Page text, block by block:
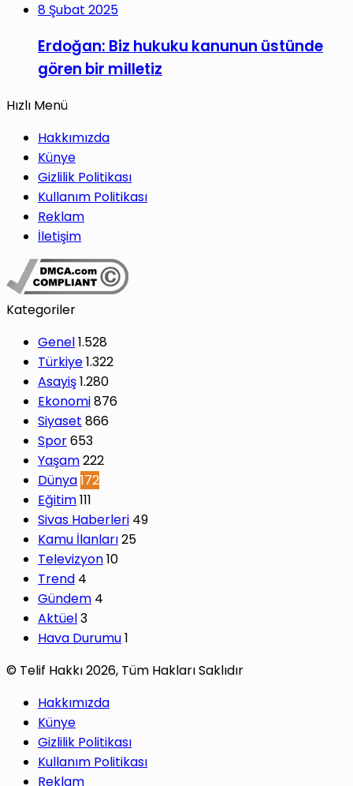
8 Şubat 2025
Erdoğan: Biz hukuku kanunun üstünde
gören bir milletiz
Hızlı Menü
Hakkımızda
Künye
Gizlilik Politikası
Kullanım Politikası
Reklam
İletişim
Kategoriler
Genel1.528
Türkiye1.322
Asayiş1.280
Ekonomi876
Siyaset 866
Spor653
Yaşam222
Dünya172
Eğitim111
Sivas Haberleri 49
Kamu İlanları25
Televizyon10
Trend 4
Gündem 4
Aktüel3
Hava Durumu1
© Telif Hakkı 2026, Tüm Hakları Saklıdır
Hakkımızda
Künye
Gizlilik Politikası
Kullanım Politikası
Reklam